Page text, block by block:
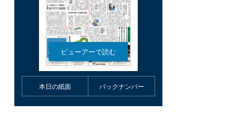
本日の紙面 バックナンバー